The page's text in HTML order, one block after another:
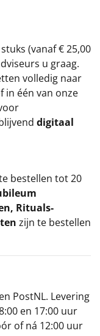
(vanaf € 25,00
u graag.
volledig naar
in één van onze
digitaal
bestellen tot 20
, Rituals-
zijn te bestellen
PostNL. Levering
en 17:00 uur
of ná 12:00 uur